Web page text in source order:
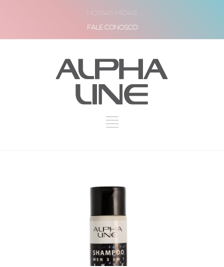
NOSSAS MÍDIAS
FALE CONOSCO